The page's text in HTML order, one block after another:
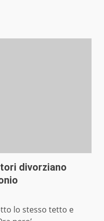
divorziano
lo stesso tetto e